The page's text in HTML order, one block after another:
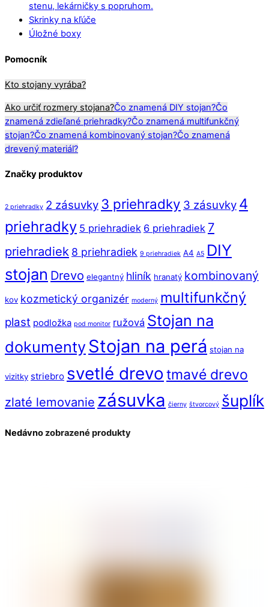
stenu, lekárničky s popruhom.
Skrinky na kľúče
Úložné boxy
Pomocník
Kto stojany vyrába?
Ako určiť rozmery stojana?Čo znamená DIY stojan?Čo
znamená zdieľané priehradky?Čo znamená multifunkčný
stojan?Čo znamená kombinovaný stojan?Čo znamená
drevený materiál?
Značky produktov
2 priehradky 2 zásuvky 3 priehradky 3 zásuvky 4
priehradky 5 priehradiek 6 priehradiek 7
priehradiek 8 priehradiek 9 priehradiek A4 A5 DIY
stojan Drevo elegantný hliník hranatý kombinovaný
kov kozmetický organizér moderný multifunkčný
plast podložka pod monitor ružová Stojan na
dokumenty Stojan na perá stojan na
vizitky striebro svetlé drevotmavé drevo
zlaté lemovanie zásuvka čierny štvorcový šuplík
Nedávno zobrazené produkty